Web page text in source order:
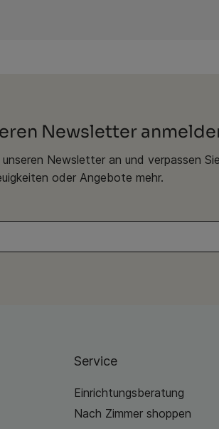
Newsletter
Newsletter an und verpassen Sie
oder Angebote mehr.
Service
Einrichtungsberatung
Nach Zimmer shoppen